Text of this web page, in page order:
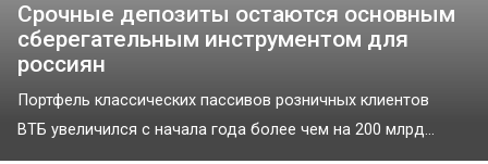
Срочные депозиты остаются основным
сберегательным инструментом для
россиян
Портфель классических пассивов розничных клиентов
ВТБ увеличился с начала года более чем на 200 млрд...